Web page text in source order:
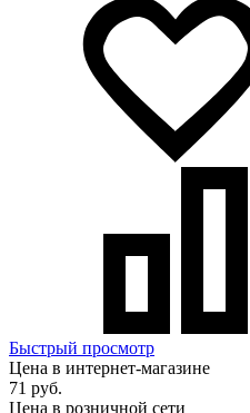
Быстрый просмотр
Цена в интернет-магазине
71 руб.
Цена в розничной сети